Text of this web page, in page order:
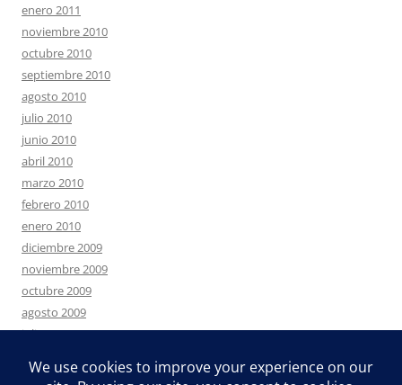
enero 2011
noviembre 2010
octubre 2010
septiembre 2010
agosto 2010
julio 2010
junio 2010
abril 2010
marzo 2010
febrero 2010
enero 2010
diciembre 2009
noviembre 2009
octubre 2009
agosto 2009
julio 2009
mayo 2009